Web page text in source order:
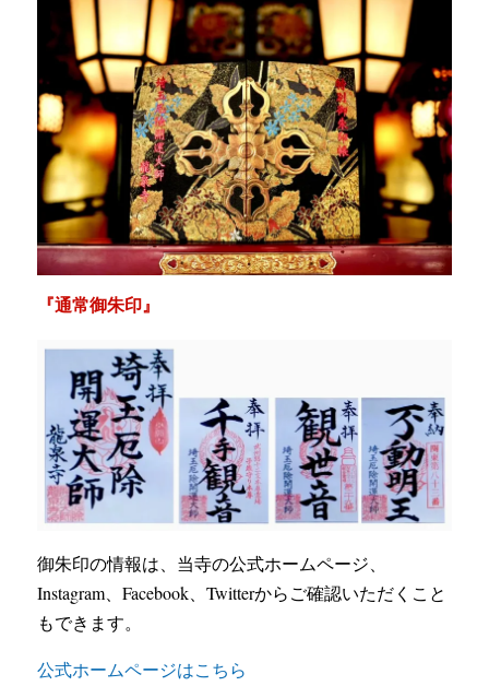
『通常御朱印』
御朱印の情報は、当寺の公式ホームページ、
Instagram、Facebook、Twitterからご確認いただくこと
もできます。
公式ホームページはこちら